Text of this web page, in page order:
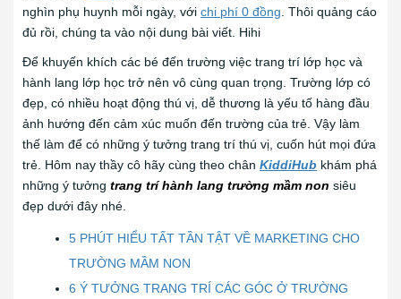
nghìn phụ huynh mỗi ngày, với chi phí 0 đồng . Thôi quảng cáo
đủ rồi, chúng ta vào nội dung bài viết. Hihi
Để khuyến khích các bé đến trường việc trang trí lớp học và
hành lang lớp học trở nên vô cùng quan trọng. Trường lớp có
đẹp, có nhiều hoạt động thú vị, dễ thương là yếu tố hàng đầu
ảnh hướng đến cảm xúc muốn đến trường của trẻ. Vậy làm
thế làm để có những ý tưởng trang trí thú vị, cuốn hút mọi đứa
trẻ. Hôm nay thầy cô hãy cùng theo chân KiddiHub khám phá
những ý tưởng trang trí hành lang trường mầm non siêu
đẹp dưới đây nhé.
5 PHÚT HIỂU TẤT TẦN TẬT VỀ MARKETING CHO
TRƯỜNG MẦM NON
6 Ý TƯỞNG TRANG TRÍ CÁC GÓC Ở TRƯỜNG